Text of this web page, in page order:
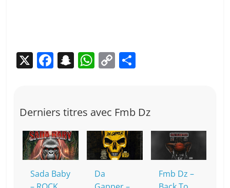
X F
e
b
o
o
k
S
p
c
h
at
W
s
A
p
p
C
y
Li
n
k
g
er
Derniers titres avec Fmb Dz
Sada Baby
Da
Fmb Dz –